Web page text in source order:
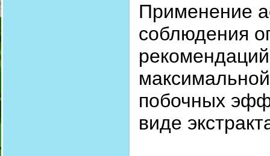
Применение
соблюдения
побочных
виде